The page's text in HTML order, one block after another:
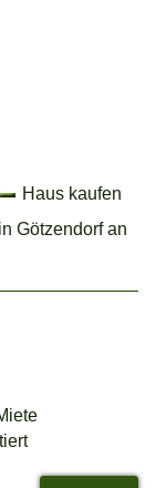
Haus kaufen
Götzendorf an